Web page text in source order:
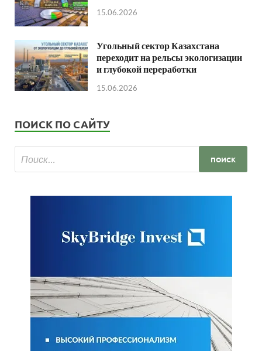
15.06.2026
Угольный сектор Казахстана
переходит на рельсы экологизации
и глубокой переработки
15.06.2026
ПОИСК ПО САЙТУ